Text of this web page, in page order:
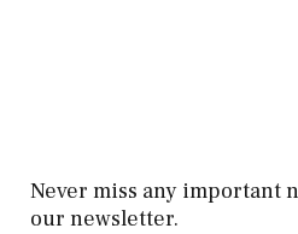
Never miss any important
our newsletter.